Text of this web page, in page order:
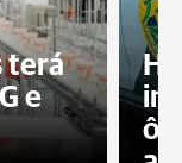
terá
e